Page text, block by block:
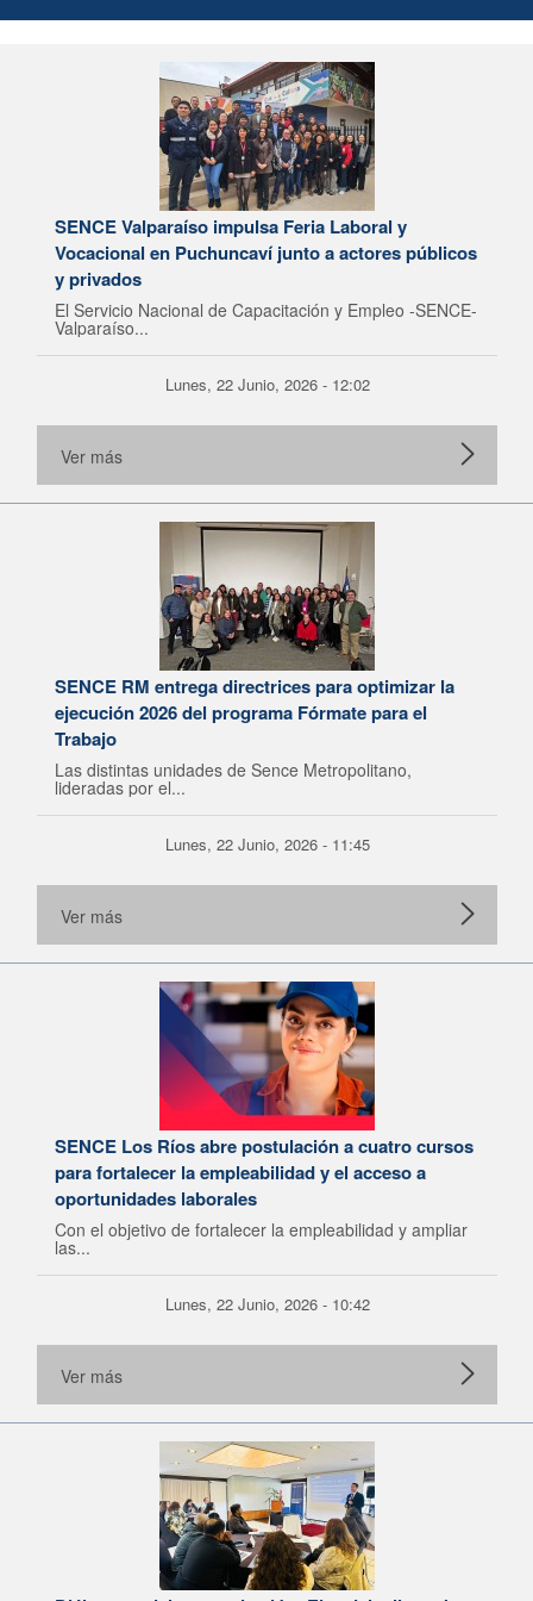
SENCE Valparaíso impulsa Feria Laboral y
Vocacional en Puchuncaví junto a actores públicos
y privados
El Servicio Nacional de Capacitación y Empleo -SENCE-
Valparaíso...
Lunes, 22 Junio, 2026 - 12:02
Ver más
SENCE RM entrega directrices para optimizar la
ejecución 2026 del programa Fórmate para el
Trabajo
Las distintas unidades de Sence Metropolitano,
lideradas por el...
Lunes, 22 Junio, 2026 - 11:45
Ver más
SENCE Los Ríos abre postulación a cuatro cursos
para fortalecer la empleabilidad y el acceso a
oportunidades laborales
Con el objetivo de fortalecer la empleabilidad y ampliar
las...
Lunes, 22 Junio, 2026 - 10:42
Ver más